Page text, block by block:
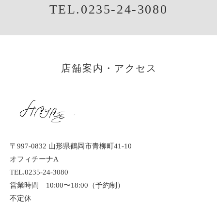
TEL.0235-24-3080
店舗案内・アクセス
〒997-0832 山形県鶴岡市青柳町41-10
オフィチーナA
TEL.0235-24-3080
営業時間 10:00〜18:00（予約制）
不定休